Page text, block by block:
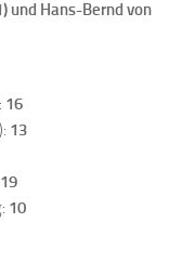
und Hans-Bernd von
16
13
19
10